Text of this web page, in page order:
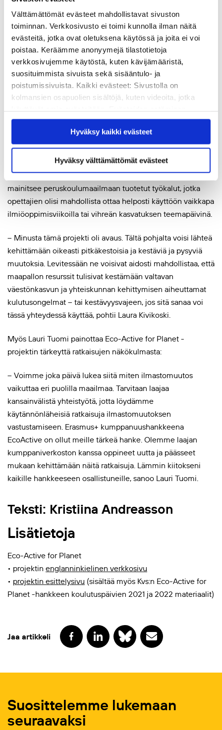
Välttämättömät evästeet mahdollistavat sivuston
toiminnan. Verkkosivusto ei toimi kunnolla ilman näitä
evästeitä, jotka ovat oletuksena käytössä ja joita ei voi
poistaa. Keräämme anonyymejä tilastotietoja
verkkosivujemme käytöstä, kuten kävijämääristä,
suosituimmista sivuista sekä sisääntulo- ja
poistumissivuista. Kaikki evästeet: Sivustolla on
kolmansien osapuolien sisältöjä, kuten videoita, jotka
saattaa estää näiden sisältöjen näkymisen.
Hyväksymällä kaikki evästeet varmistat, että kaikki
sisältö on käytettävissäsi.
Hyväksy kaikki evästeet
Hyväksy välttämättömät evästeet
kaksi aihetta:
– Ekopoetiikka eli miten ekologisista asioista kannattaa
puhua, ja toisaalta emootiot. Ekologiset asiat, ja
ilmastonmuutos voivat synnyttää hyvin paljon
tunnepitoisiakin tilanteita koulutuksissa.
Eco-Active for Planet -projekti ei Laura Kivikosken mielestä
tyhjentänyt aihepiiriä, päinvastoin:
mahdollisuuksia; niistä voisi tehdä vielä enemmän erityisiin
tilanteisiin ja eri kohderyhmille soveltuvia.
Esimerkkeinä jatkokehityskohteista Laura Kivikoski
mainitsee peruskoulumaailmaan tuotetut työkalut, jotka
opettajien olisi mahdollista ottaa helposti käyttöön vaikkapa
ilmiöoppimisviikoilla tai vihreän kasvatuksen teemapäivinä.
– Minusta tämä projekti oli avaus. Tältä pohjalta voisi lähteä
kehittämään oikeasti pitkäkestoisia ja kestäviä ja pysyviä
muutoksia. Levitessään ne voisivat aidosti mahdollistaa, että
maapallon resurssit tulisivat kestämään valtavan
väestönkasvun ja yhteiskunnan kehittymisen aiheuttamat
kulutusongelmat – tai kestävyysvajeen, jos sitä sanaa voi
tässä yhteydessä käyttää, pohtii Laura Kivikoski.
Myös Lauri Tuomi painottaa Eco-Active for Planet -
projektin tärkeyttä ratkaisujen näkökulmasta:
– Voimme joka päivä lukea siitä miten ilmastomuutos
vaikuttaa eri puolilla maailmaa. Tarvitaan laajaa
kansainvälistä yhteistyötä, jotta löydämme
käytännönläheisiä ratkaisuja ilmastomuutoksen
vastustamiseen. Erasmus+ kumppanuushankkeena
EcoActive on ollut meille tärkeä hanke. Olemme laajan
kumppaniverkoston kanssa oppineet uutta ja päässeet
mukaan kehittämään näitä ratkaisuja. Lämmin kiitokseni
kaikille hankkeeseen osallistuneille, sanoo Lauri Tuomi.
Teksti: Kristiina Andreasson
Lisätietoja
Eco-Active for Planet
• projektin englanninkielinen verkkosivu
• projektin esittelysivu (sisältää myös Kvs:n Eco-Active for
Planet -hankkeen koulutuspäivien 2021 ja 2022 materiaalit)
Jaa artikkeli
Suosittelemme lukemaan
seuraavaksi